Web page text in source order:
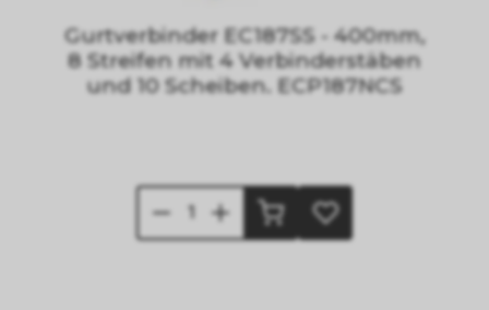
Gurtverbinder EC187SS - 400mm,
8 Streifen mit 4 Verbinderstäben
und 10 Scheiben. ECP187NCS